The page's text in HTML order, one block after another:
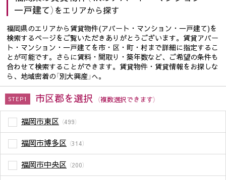
一戸建て） をエリアから探す
福岡県のエリアから賃貸物件(アパート・マンション・一戸建て)を
検索するページをご覧いただきありがとうございます。賃貸アパー
ト・マンション・一戸建てを市・区・町・村まで詳細に指定するこ
とが可能です。さらに賃料・間取り・築年数など、ご希望の条件も
合わせて検索することができます。賃貸物件・賃貸情報をお探しな
ら、地域密着の「別大興産」へ。
STEP1 市区郡を選択 （複数選択できます）
福岡市東区 （499）
福岡市博多区 （314）
福岡市中央区 （200）